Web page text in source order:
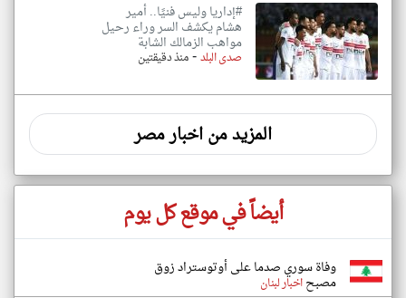
#إداريا وليس فنيًا.. أمير
هشام يكشف السر وراء رحيل
مواهب الزمالك الشابة
صدى البلد-منذ دقيقتين
المزيد من اخبار مصر
أيضاً في موقع كل يوم
وفاة سوري صدما على أوتوستراد زوق
مصبحاخبار لبنان